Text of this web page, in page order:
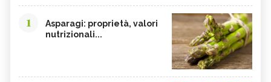
1
Asparagi: proprietà, valori
nutrizionali...